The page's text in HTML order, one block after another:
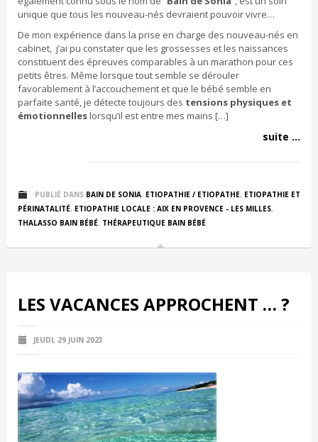
unique que tous les nouveau-nés devraient pouvoir vivre…
De mon expérience dans la prise en charge des nouveau-nés en
cabinet, j’ai pu constater que les grossesses et les naissances
constituent des épreuves comparables à un marathon pour ces
petits êtres. Même lorsque tout semble se dérouler
favorablement à l’accouchement et que le bébé semble en
parfaite santé, je détecte toujours des tensions physiques et
émotionnelleslorsqu’il est entre mes mains […]
suite ...
PUBLIÉ DANS BAIN DE SONIA, ETIOPATHIE / ETIOPATHE, ETIOPATHIE ET
PÉRINATALITÉ, ETIOPATHIE LOCALE : AIX EN PROVENCE - LES MILLES,
THALASSO BAIN BÉBÉ, THÉRAPEUTIQUE BAIN BÉBÉ
LES VACANCES APPROCHENT … ?
JEUDI, 29 JUIN 2023